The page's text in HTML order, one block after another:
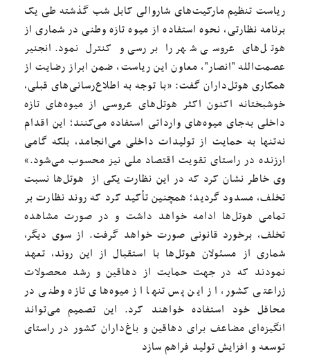
ریاست تنظیم مارکیت‌های شاروالی کابل شب گذشته طی یک
برنامه نظارتی، نحوه استفاده از میوه تازه وطنی در شماری از
هوتل‌های عروسی شهر را بررسی و کنترل نمود. انجنیر
عصمت‌الله "انصار"، معاون این ریاست، ضمن ابراز رضایت از
همکاری هوتل‌داران گفت: «با توجه به اطلاع‌رسانی‌های قبلی،
خوشبختانه اکنون اکثر هوتل‌های عروسی از میوه‌های تازه
داخلی به‌جای میوه‌های وارداتی استفاده می‌کنند؛ این اقدام
نه‌تنها به حمایت از تولیدات داخلی می‌انجامد، بلکه گامی
ارزنده در راستای تقویت اقتصاد ملی نیز محسوب می‌شود.»
وی خاطر نشان کرد که در این نظارت یکی از هوتل‌ها نسبت
تخلف، مسدود گردید؛ همچنین تأکید کرد که روند نظارت بر
تمامی هوتل‌ها ادامه خواهد داشت و در صورت مشاهده
تخلف، برخورد قانونی صورت خواهد گرفت. از سوی دیگر،
شماری از مسئولان هوتل‌ها با استقبال از این روند، تعهد
نمودند که در جهت حمایت از دهاقین و رشد محصولات
زراعتی کشور، از این پس تنها از میوه‌های تازه وطنی در
محافل خود استفاده خواهند کرد. این تصمیم می‌تواند
انگیزه‌ای مضاعف برای دهاقین و باغ‌داران کشور در راستای
توسعه و افزایش تولید فراهم سازد